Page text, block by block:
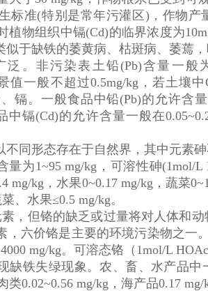
标准(特别是常年污灌区)，作物
植物组织中镉(Cd)的临界浓度为
似于缺铁的萎黄病、枯斑病、萎蔫
。非污染表土铅(Pb)含量一般为
值一般不超过0.5mg/kg，若土壤
镉。一般食品中铅(Pb)的允许含
中镉(Cd)的允许含量一般在
不同形态存在于自然界，其中元素
为1~95 mg/kg，可溶性砷(1mol/
mg/kg，水果0~0.17 mg/kg，蔬菜
、水果≤0.5 mg/kg。
，但铬的缺乏或过量将对人体和
，六价铬是主要的环境污染物之一
mg/kg。可溶态铬（1mol/L
缺铁失绿现象。农、畜、水产品中
类0.02~0.56 mg/kg，海产品0.17